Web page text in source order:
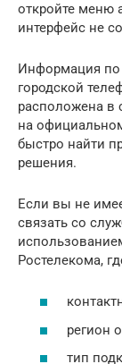
откройте меню
интерфейс не
Информация по
городской
расположена в
на
быстро найти
решения.
Если вы не
связать со
Ростелекома,
регион
тип